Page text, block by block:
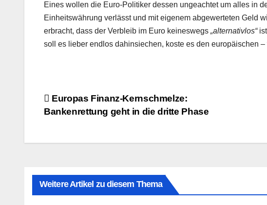
Eines wollen die Euro-Politiker dessen ungeachtet um alles in
Einheitswährung verlässt und mit eigenem abgewerteten Geld
erbracht, dass der Verbleib im Euro keineswegs „alternativlos“
soll es lieber endlos dahinsiechen, koste es den europäischen
Beitragsnavigation
Europas Finanz-Kernschmelze:
Bankenrettung geht in die dritte Phase
Weitere Artikel zu diesem Thema